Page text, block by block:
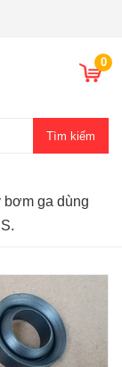
0
Tìm kiếm
bơm ga dùng